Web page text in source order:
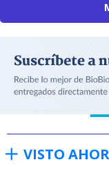
VISTO